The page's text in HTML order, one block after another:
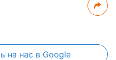
на нас в Google